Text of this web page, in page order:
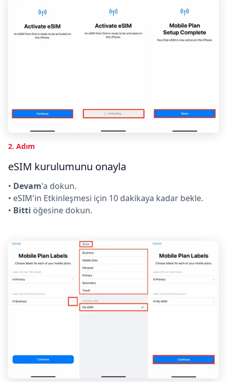
2. Adım
eSIM kurulumunu onayla
• Devam'a dokun.
• eSIM'in Etkinleşmesi için 10 dakikaya kadar bekle.
• Bitti öğesine dokun.